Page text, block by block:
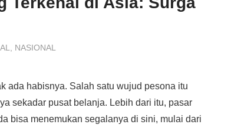
NASIONAL
ada habisnya. Salah satu wujud pesona itu
sekadar pusat belanja. Lebih dari itu, pasar
bisa menemukan segalanya di sini, mulai dari